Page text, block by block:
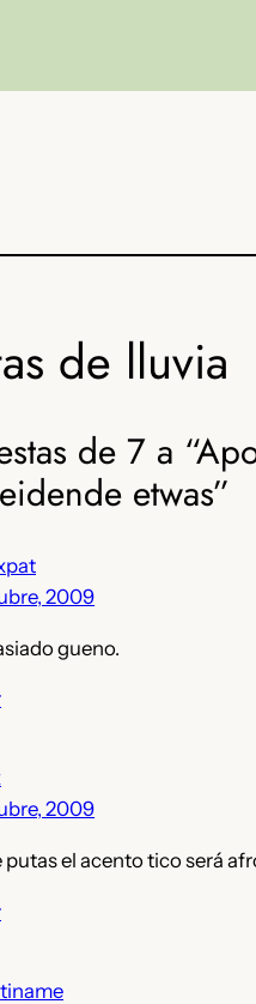
de lluvia
de 7 a
etwas”
2009
gueno.
2009
el acento tico será